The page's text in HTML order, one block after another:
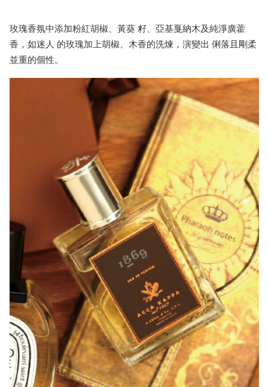
玫瑰香氛中添加粉紅胡椒、黃葵 籽、亞基戛納木及純淨廣藿
香，如迷人 的玫瑰加上胡椒、木香的洗煉，演變出 俐落且剛柔
並重的個性。